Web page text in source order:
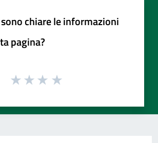
chiare le informazioni
pagina?